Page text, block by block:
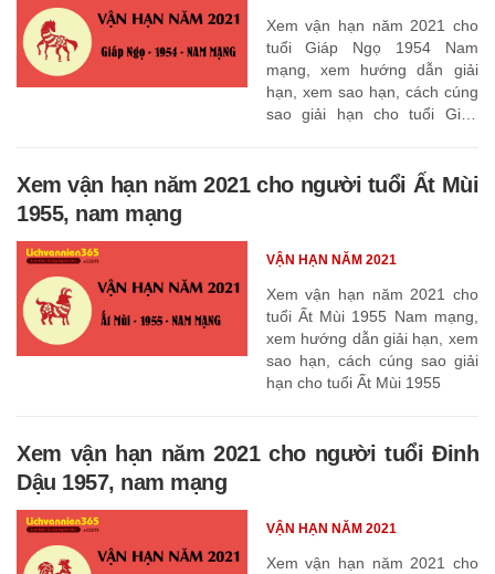
Xem vận hạn năm 2021 cho
tuổi Giáp Ngọ 1954 Nam
mạng, xem hướng dẫn giải
hạn, xem sao hạn, cách cúng
sao giải hạn cho tuổi Giáp
Xem vận hạn năm 2021 cho người tuổi Ất Mùi
1955, nam mạng
Xem vận hạn năm 2021 cho
tuổi Ất Mùi 1955 Nam mạng,
xem hướng dẫn giải hạn, xem
sao hạn, cách cúng sao giải
hạn cho tuổi Ất Mùi 1955
VẬN HẠN NĂM 2021
Xem vận hạn năm 2021 cho người tuổi Đinh
Dậu 1957, nam mạng
Xem vận hạn năm 2021 cho
VẬN HẠN NĂM 2021